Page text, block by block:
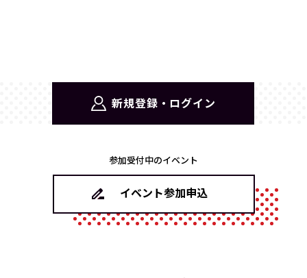
新規登録・ログイン
参加受付中のイベント
イベント参加申込